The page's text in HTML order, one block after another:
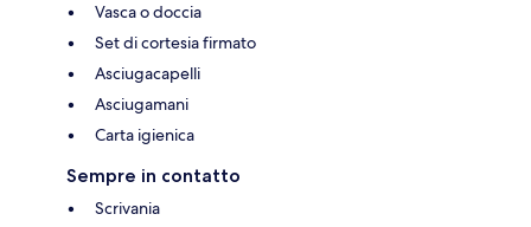
Vasca o doccia
Set di cortesia firmato
Asciugacapelli
Asciugamani
Carta igienica
Sempre in contatto
Scrivania